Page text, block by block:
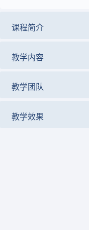
课程简介
教学内容
教学团队
教学效果